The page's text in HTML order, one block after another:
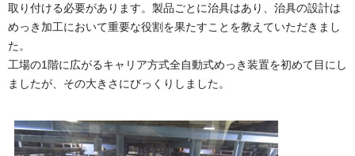
取り付ける必要があります。製品ごとに治具はあり、治具の設計は
めっき加工において重要な役割を果たすことを教えていただきまし
た。
工場の1階に広がるキャリア方式全自動式めっき装置を初めて目にし
ましたが、その大きさにびっくりしました。